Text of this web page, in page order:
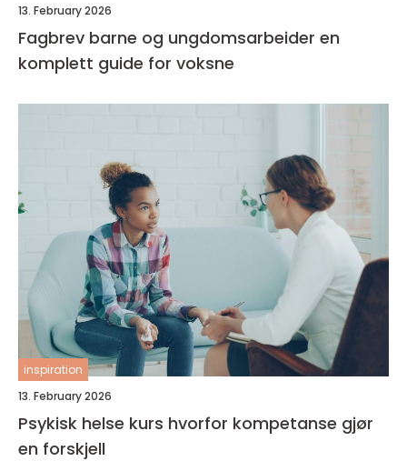
13. February 2026
Fagbrev barne og ungdomsarbeider en
komplett guide for voksne
inspiration
13. February 2026
Psykisk helse kurs hvorfor kompetanse gjør
en forskjell